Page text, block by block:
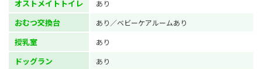
オストメイトトイレ あり
おむつ交換台 あり／ベビーケアルームあり
授乳室 あり
ドッグラン あり